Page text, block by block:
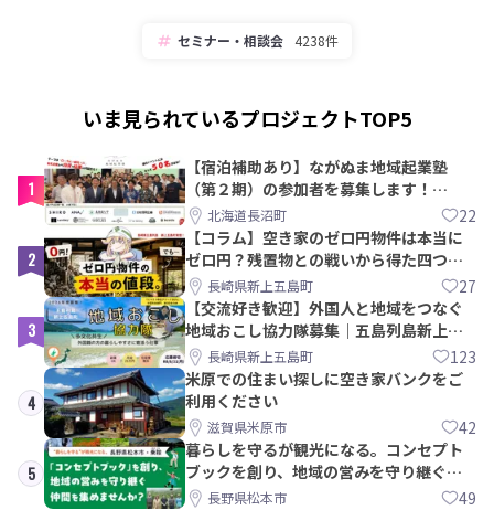
セミナー・相談会 4238件
いま見られているプロジェクトTOP5
1
【宿泊補助あり】ながぬま地域起業塾
（第２期）の参加者を募集します！
【8/21〆】
北海道長沼町 22
2
【コラム】空き家のゼロ円物件は本当に
ゼロ円？残置物との戦いから得た四つの
教訓｜新上五島町
長崎県新上五島町 27
3
【交流好き歓迎】外国人と地域をつなぐ
地域おこし協力隊募集｜五島列島新上五
島町長崎県新上五島町 123
4
米原での住まい探しに空き家バンクをご
利用ください
滋賀県米原市 42
5
暮らしを守るが観光になる。コンセプト
ブックを創り、地域の営みを守り継ぐ仲
間を集めませんか？
長野県松本市 49